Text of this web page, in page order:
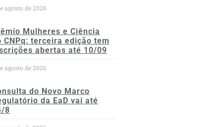
agosto de 2026
Mulheres e Ciência
CNPq: terceira edição tem
abertas até 10/09
agosto de 2026
do Novo Marco
da EaD vai até
8